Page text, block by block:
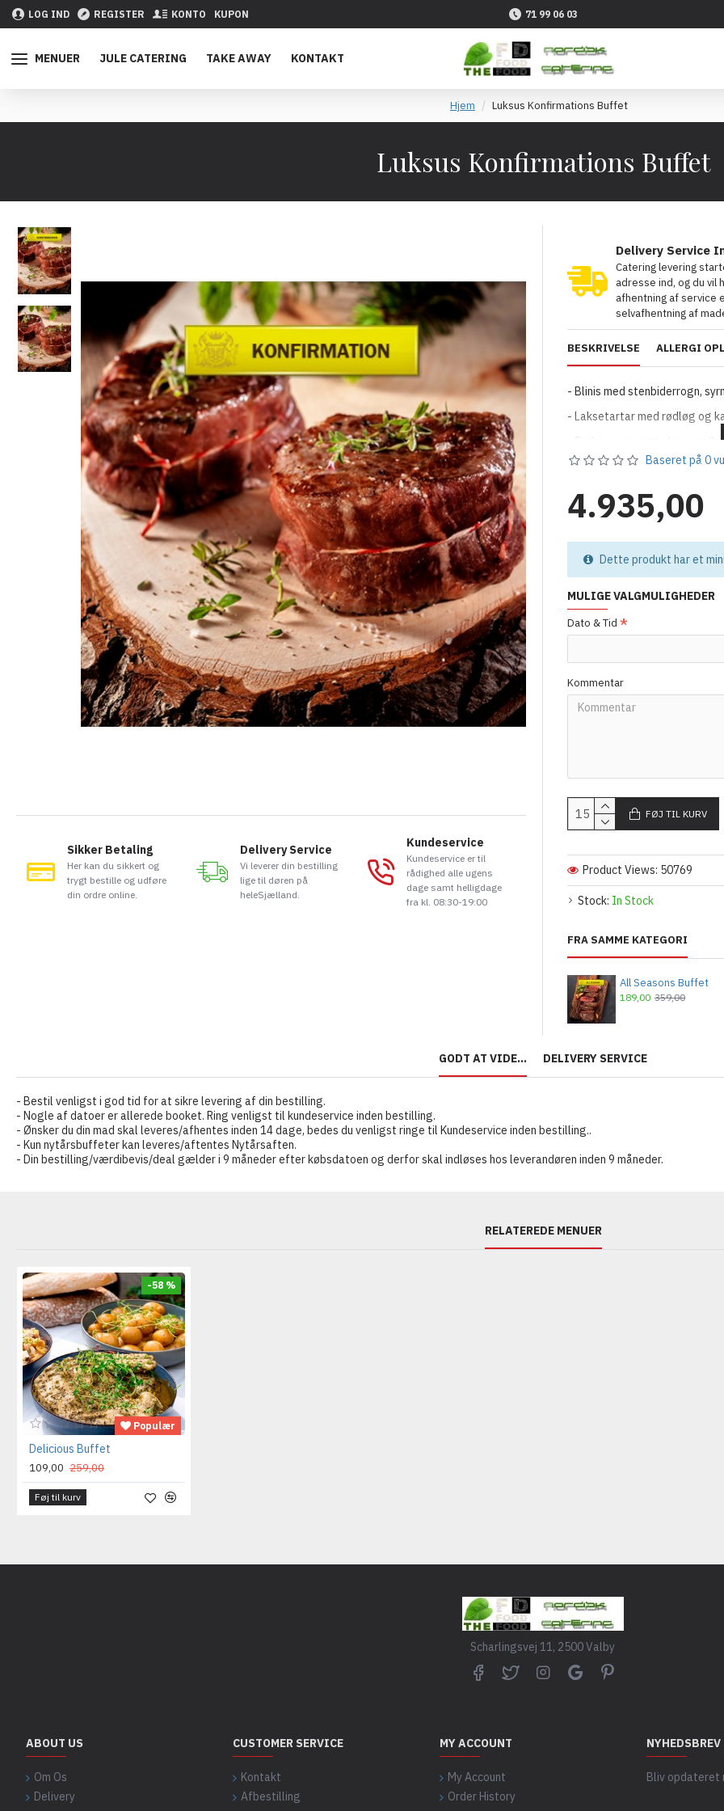
LOG IND REGISTER KONTO KUPON 71 99 06 03
MENUER JULE CATERING TAKE AWAY KONTAKT
Hjem Luksus Konfirmations Buffet
Luksus Konfirmations Buffet
Sikker Betaling
Her kan du sikkert og
trygt bestille og udføre
din ordre online.
Delivery Service
Vi leverer din bestilling
lige til døren på
heleSjælland.
Kundeservice
Kundeservice er til
rådighed alle ugens
dage samt helligdage
fra kl. 08:30-19:00
Delivery Service
Catering levering
adresse ind, og du
afhentning af service
selvafhentning af
BESKRIVELSE ALLERGI
- Blinis med stenbiderrogn,
- Laksetartar med rødløg og
- Rødvin marineret
- Unghanebryst marineret i
- Varmrøget nordsølaks med
- Små salvie stegte kartofler
- Speltkernesalat med
- Salat med vandmelon, feta,
- Hjertesalat, med
ingefærdressing
- Italiensk osteanretning med
- Friskbagt madbrød med
Stock: In Stock
Product Views: 50769
Baseret på 0
4.935,00
MULIGE VALGMULIGHEDER
Dato & Tid
Kommentar
FØJ TIL KURV
Dette produkt har et
FRA SAMME KATEGORI
All Seasons Buffet
189,00 359,00
GODT AT VIDE... DELIVERY SERVICE
- Bestil venligst i god tid for at sikre levering af din bestilling.
- Nogle af datoer er allerede booket. Ring venligst til kundeservice inden bestilling.
- Ønsker du din mad skal leveres/afhentes inden 14 dage, bedes du venligst ringe til Kundeservice inden bestilling..
- Kun nytårsbuffeter kan leveres/aftentes Nytårsaften.
- Din bestilling/værdibevis/deal gælder i 9 måneder efter købsdatoen og derfor skal indløses hos leverandøren inden 9 måneder.
RELATEREDE MENUER
Populær
-58 %
Delicious Buffet
109,00 259,00
Føj til kurv
Scharlingsvej 11, 2500 Valby
ABOUT US
Om Os
Delivery
CUSTOMER SERVICE
Kontakt
Afbestilling
MY ACCOUNT
My Account
Order History
NYHEDSBREV
Bliv opdateret